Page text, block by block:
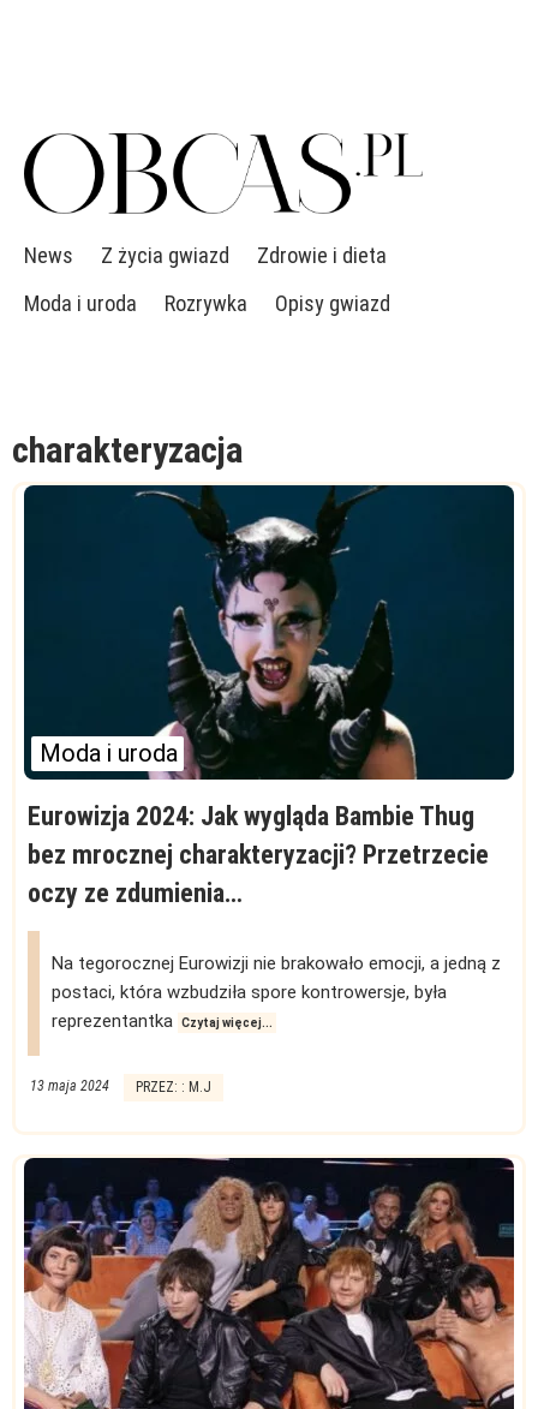
News Z życia gwiazd
Zdrowie i dieta
Moda i uroda
Rozrywka Opisy gwiazd
charakteryzacja
Moda i uroda
Eurowizja 2024: Jak wygląda Bambie Thug
bez mrocznej charakteryzacji? Przetrzecie
oczy ze zdumienia…
Na tegorocznej Eurowizji nie brakowało emocji, a jedną z
postaci, która wzbudziła spore kontrowersje, była
reprezentantka
Czytaj więcej...
13 maja 2024 PRZEZ: : M.J